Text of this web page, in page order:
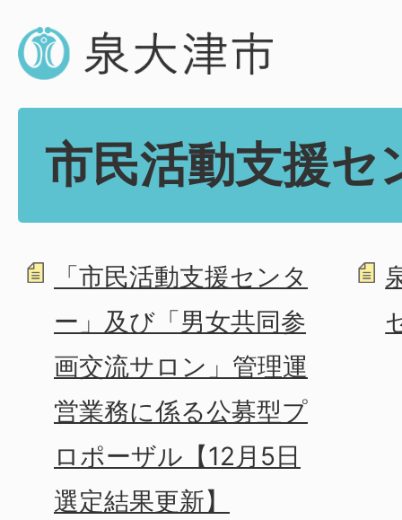
市民活動支援セ
「市民活動支援センタ
ー」及び「男女共同参
画交流サロン」管理運
営業務に係る公募型プ
ロポーザル【12月5日
選定結果更新】